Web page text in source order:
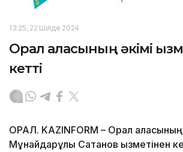
13:25, 22 Шілде 2024
Орал қаласының әкімі
кетті
ОРАЛ. KAZINFORM – Орал
Мұнайдарұлы Сатқанов қызметінен